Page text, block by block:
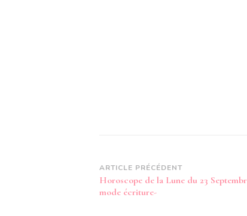
Navigation
d’article
ARTICLE PRÉCÉDENT
Horoscope de la Lune du 23
mode écriture-